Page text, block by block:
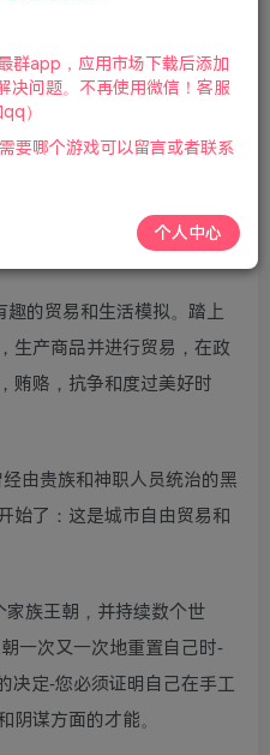
简体中午|支持键盘鼠
的贸易和生活模拟。踏上
生产商品并进行贸易，在政
贿赂，抗争和度过美好时
由贵族和神职人员统治的黑
始了：这是城市自由贸易和
族王朝，并持续数个世
一次又一次地重置自己时-
决定-您必须证明自己在手工
阴谋方面的才能。
群app，应用市场下载后添加
决问题。不再使用微信！客服
）
要哪个游戏可以留言或者联系
个人中心